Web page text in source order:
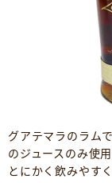
グアテマラのラム
のジュースのみ使
とにかく飲みやす